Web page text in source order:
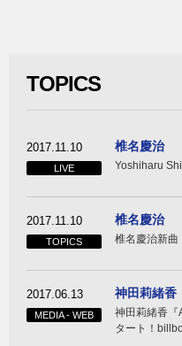
TOPICS
2017.11.10
LIVE
椎名慶治
Yoshiharu
2017.11.10
TOPICS
椎名慶治
椎名慶治新曲
2017.06.13
MEDIA - WEB
神田莉緒香
神田莉緒香『
タート！